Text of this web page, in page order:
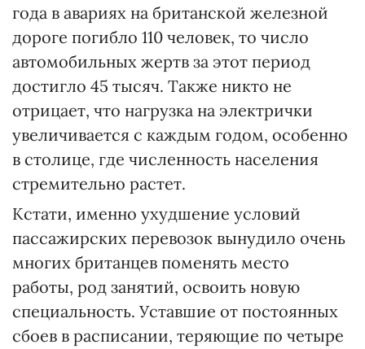
года в авариях на британской железной
дороге погибло 110 человек, то число
автомобильных жертв за этот период
достигло 45 тысяч. Также никто не
отрицает, что нагрузка на электрички
увеличивается с каждым годом, особенно
в столице, где численность населения
стремительно растет.
Кстати, именно ухудшение условий
пассажирских перевозок вынудило очень
многих британцев поменять место
работы, род занятий, освоить новую
специальность. Уставшие от постоянных
сбоев в расписании, теряющие по четыре